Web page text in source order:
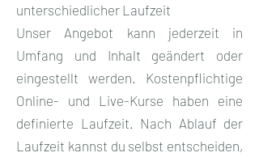
unterschiedlicher Laufzeit
Unser Angebot kann jederzeit in
Umfang und Inhalt geändert oder
eingestellt werden. Kostenpflichtige
Online- und Live-Kurse haben eine
definierte Laufzeit. Nach Ablauf der
Laufzeit kannst du selbst entscheiden,